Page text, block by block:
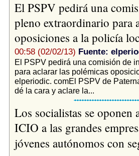
El PSPV pedirá una
pleno extraordinario para
oposiciones a la policía
00:58 (02/02/13) Fuente:
El PSPV pedirá una comisión de
para aclarar las polémicas
elperiodic. comEl PSPV de
dé la cara y aclare la...
Los socialistas se
ICIO a las grandes
jóvenes autónomos con